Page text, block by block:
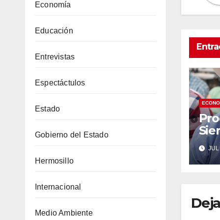
Economía
Educación
Entrevistas
Espectáctulos
Estado
Gobierno del Estado
Hermosillo
Internacional
Medio Ambiente